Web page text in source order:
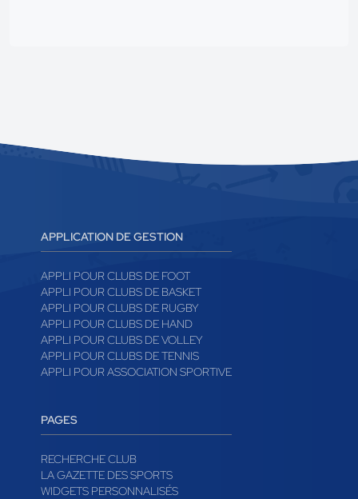
APPLICATION DE GESTION
APPLI POUR CLUBS DE FOOT
APPLI POUR CLUBS DE BASKET
APPLI POUR CLUBS DE RUGBY
APPLI POUR CLUBS DE HAND
APPLI POUR CLUBS DE VOLLEY
APPLI POUR CLUBS DE TENNIS
APPLI POUR ASSOCIATION SPORTIVE
PAGES
RECHERCHE CLUB
LA GAZETTE DES SPORTS
WIDGETS PERSONNALISÉS